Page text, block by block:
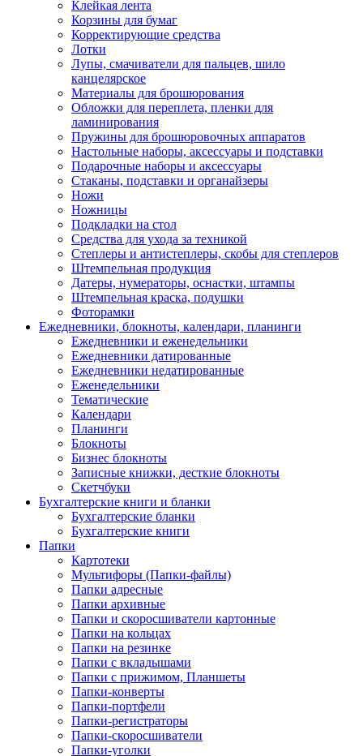
Клейкая лента
Корзины для бумаг
Корректирующие средства
Лотки
Лупы, смачиватели для пальцев, шило
канцелярское
Материалы для брошюрования
Обложки для переплета, пленки для
ламинирования
Пружины для брошюровочных аппаратов
Настольные наборы, аксессуары и подставки
Подарочные наборы и аксессуары
Стаканы, подставки и органайзеры
Ножи
Ножницы
Подкладки на стол
Средства для ухода за техникой
Степлеры и антистеплеры, скобы для степлеров
Штемпельная продукция
Датеры, нумераторы, оснастки, штампы
Штемпельная краска, подушки
Фоторамки
Ежедневники, блокноты, календари, планинги
Ежедневники и еженедельники
Ежедневники датированные
Ежедневники недатированные
Еженедельники
Тематические
Календари
Планинги
Блокноты
Бизнес блокноты
Записные книжки, десткие блокноты
Скетчбуки
Бухгалтерские книги и бланки
Бухгалтерские бланки
Бухгалтерские книги
Папки
Картотеки
Мультифоры (Папки-файлы)
Папки адресные
Папки архивные
Папки и скоросшиватели картонные
Папки на кольцах
Папки на резинке
Папки с вкладышами
Папки с прижимом, Планшеты
Папки-конверты
Папки-портфели
Папки-регистраторы
Папки-скоросшиватели
Папки-уголки